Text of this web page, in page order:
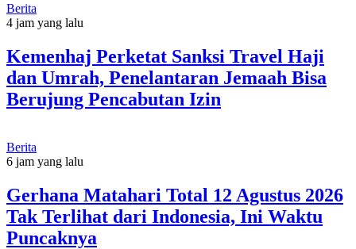
Berita
4 jam yang lalu
Kemenhaj Perketat Sanksi Travel Haji
dan Umrah, Penelantaran Jemaah Bisa
Berujung Pencabutan Izin
Berita
6 jam yang lalu
Gerhana Matahari Total 12 Agustus 2026
Tak Terlihat dari Indonesia, Ini Waktu
Puncaknya